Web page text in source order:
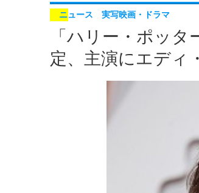
「ハリー・ポッ
定、主演にエディ
ニュース 実写映画・ドラマ